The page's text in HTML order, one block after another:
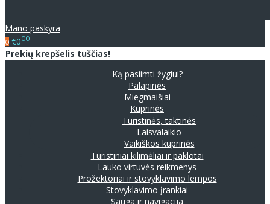
Mano paskyra
0 €000
Prekių krepšelis tuščias!
Ką pasiimti žygiui?
Palapinės
Miegmaišiai
Kuprinės
Turistinės, taktinės
Laisvalaikio
Vaikiškos kuprinės
Turistiniai kilimėliai ir paklotai
Lauko virtuvės reikmenys
Prožektoriai ir stovyklavimo lempos
Stovyklavimo įrankiai
Sauga ir navigacija